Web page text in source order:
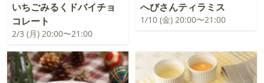
いちごみるくドバイチョ
コレート
2/3 (月) 20:00〜21:00
へびさんティラミス
1/10 (金) 20:00〜21:00